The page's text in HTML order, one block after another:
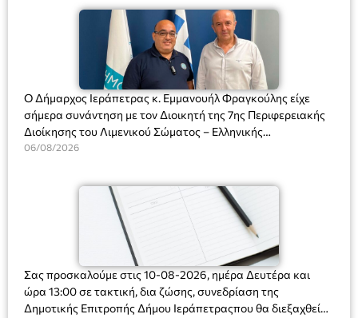
Ο Δήμαρχος Ιεράπετρας κ. Εμμανουήλ Φραγκούλης είχε
σήμερα συνάντηση με τον Διοικητή της 7ης Περιφερειακής
Διοίκησης του Λιμενικού Σώματος – Ελληνικής
Ακτοφυλακής (Λ.Σ.-ΕΛ.ΑΚΤ.), Αρχιπλοίαρχο Λ.Σ. κ. Ιωάννη
06/08/2026
Σας προσκαλούμε στις 10-08-2026, ημέρα Δευτέρα και
ώρα 13:00 σε τακτική, δια ζώσης, συνεδρίαση της
Δημοτικής Επιτροπής Δήμου Ιεράπετραςπου θα διεξαχθεί